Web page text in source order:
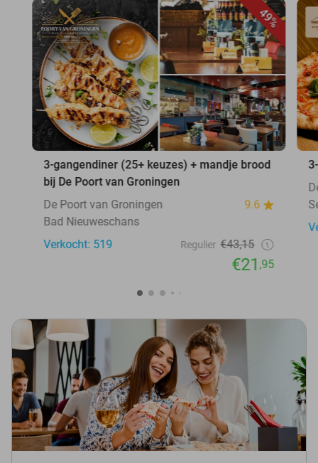
49%
3-gangendiner (25+ keuzes) + mandje brood
bij De Poort van Groningen
De Poort van Groningen
9.6
Bad Nieuweschans
Verkocht: 519
Regulier €43,15
€21,95